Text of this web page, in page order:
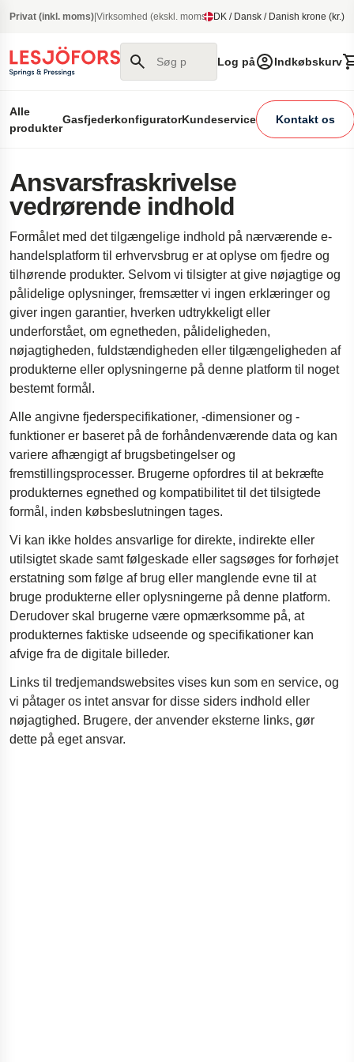
til hovedindhold
Privat (inkl. moms) Virksomhed (ekskl. moms) DK / Dansk / Danish krone (kr.)
Søg på vores site
Log på Indkøbskurv
Alle
produkter
GasfjederkonfiguratorKundeservice Kontakt os
Ansvarsfraskrivelse
vedrørende indhold
Formålet med det tilgængelige indhold på nærværende e-
handelsplatform til erhvervsbrug er at oplyse om fjedre og
tilhørende produkter. Selvom vi tilsigter at give nøjagtige og
pålidelige oplysninger, fremsætter vi ingen erklæringer og
giver ingen garantier, hverken udtrykkeligt eller
underforstået, om egnetheden, pålideligheden,
nøjagtigheden, fuldstændigheden eller tilgængeligheden af
produkterne eller oplysningerne på denne platform til noget
bestemt formål.
Alle angivne fjederspecifikationer, -dimensioner og -
funktioner er baseret på de forhåndenværende data og kan
variere afhængigt af brugsbetingelser og
fremstillingsprocesser. Brugerne opfordres til at bekræfte
produkternes egnethed og kompatibilitet til det tilsigtede
formål, inden købsbeslutningen tages.
Vi kan ikke holdes ansvarlige for direkte, indirekte eller
utilsigtet skade samt følgeskade eller sagsøges for forhøjet
erstatning som følge af brug eller manglende evne til at
bruge produkterne eller oplysningerne på denne platform.
Derudover skal brugerne være opmærksomme på, at
produkternes faktiske udseende og specifikationer kan
afvige fra de digitale billeder.
Links til tredjemandswebsites vises kun som en service, og
vi påtager os intet ansvar for disse siders indhold eller
nøjagtighed. Brugere, der anvender eksterne links, gør
dette på eget ansvar.